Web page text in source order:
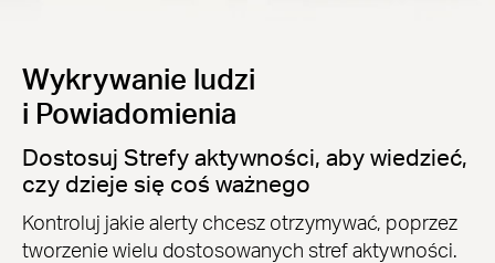
Wykrywanie ludzi
i Powiadomienia
Dostosuj Strefy aktywności, aby wiedzieć,
czy dzieje się coś ważnego
Kontroluj jakie alerty chcesz otrzymywać, poprzez
tworzenie wielu dostosowanych stref aktywności.